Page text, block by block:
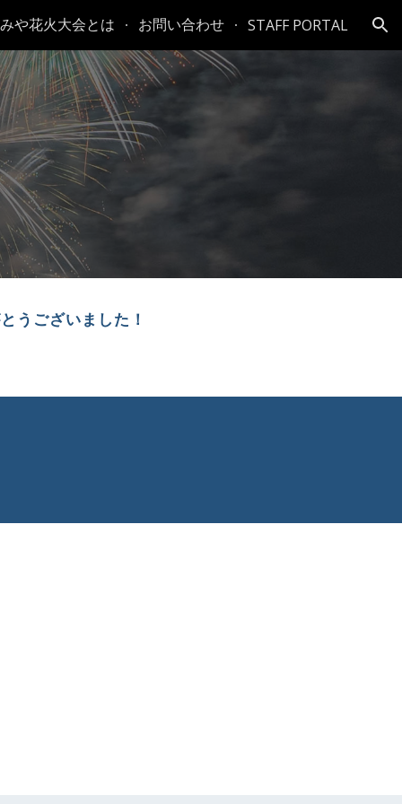
や花火大会とは お問い合わせ STAFF PORTAL
うございました！